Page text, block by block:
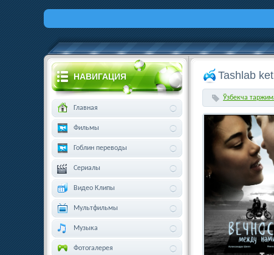
Tashlab
Ўзбекча
НАВИГАЦИЯ
Главная
Фильмы
Гоблин переводы
Сериалы
Видео Клипы
Мультфильмы
Музыка
Фотогалерея